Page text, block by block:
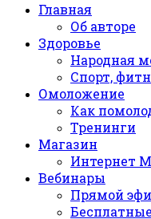
Главная
Об авторе
Здоровье
Народная
Спорт,
Омоложение
Как
Тренинги
Магазин
Интернет
Вебинары
Прямой